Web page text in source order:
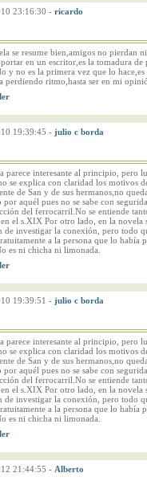
23:16:30 - ricardo
se resume bien,amigos no pierdan
en un escritor,es la tomadura
y no es la primera vez que lo
perdiendo ritmo,hasta ser en mi
19:39:45 - julio c borda
parece interesante al principio, pero
se explica con claridad los motivos
de San y de sus hermanos,no
por aquél pues no se sabe con
del ferrocarril.No se entiende
el s.XIX Por otro lado, en la novela
de investigar la conexión, pero todo
a la persona que lo
es ni chicha ni limonada.
19:39:51 - julio c borda
parece interesante al principio, pero
se explica con claridad los motivos
de San y de sus hermanos,no
por aquél pues no se sabe con
del ferrocarril.No se entiende
el s.XIX Por otro lado, en la novela
de investigar la conexión, pero todo
a la persona que lo
es ni chicha ni limonada.
21:44:55 - Alberto